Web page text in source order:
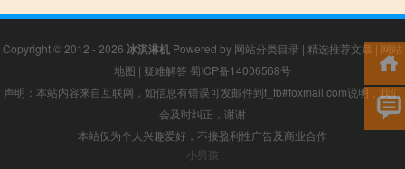
Copyright © 2012 - 2026 冰淇淋机 Powered by 网站分类目录 | 精选推荐文章 | 网站
地图 | 疑难解答 蜀ICP备14006568号
声明：本站内容来自互联网，如信息有错误可发邮件到f_fb#foxmail.com说明，我们
会及时纠正，谢谢
本站仅为个人兴趣爱好，不接盈利性广告及商业合作
小男孩